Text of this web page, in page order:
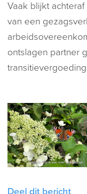
Vaak blijkt
van een
ontslagen partner
transitievergoeding
Deel dit bericht